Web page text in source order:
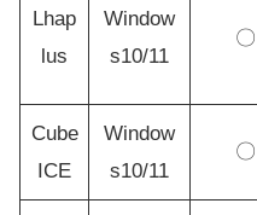
Lhap
lus
Window
s10/11
〇
Cube
ICE
Window
s10/11
〇